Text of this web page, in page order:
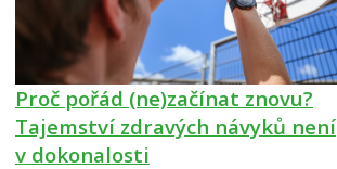
Proč pořád (ne)začínat znovu?
Tajemství zdravých návyků není
v dokonalosti